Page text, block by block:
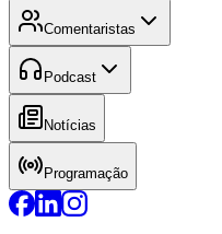
Comentaristas
Podcast
Notícias
Programação